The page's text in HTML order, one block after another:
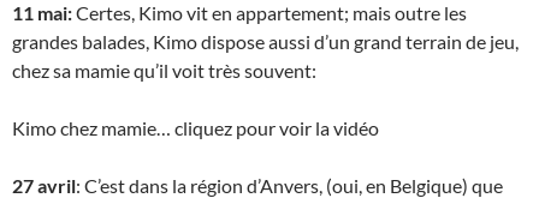
11 mai:Certes, Kimo vit en appartement; mais outre les
grandes balades, Kimo dispose aussi d’un grand terrain de jeu,
chez sa mamie qu’il voit très souvent:
Kimo chez mamie… cliquez pour voir la vidéo
27 avril: C’est dans la région d’Anvers, (oui, en Belgique) que